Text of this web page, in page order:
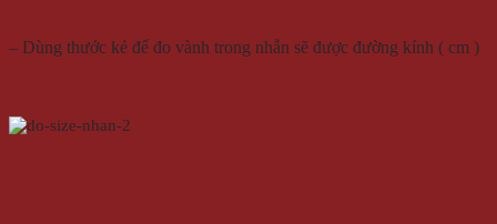
– Dùng thước kẻ để đo vành trong nhẫn sẽ được đường kính ( cm )